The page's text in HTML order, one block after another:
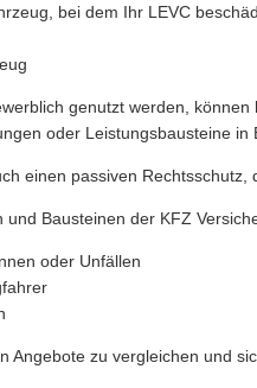
bei dem Ihr LEVC
genutzt werden,
oder Leistungsbausteine in
einen passiven
Bausteinen der KFZ
oder Unfällen
Angebote zu vergleichen und